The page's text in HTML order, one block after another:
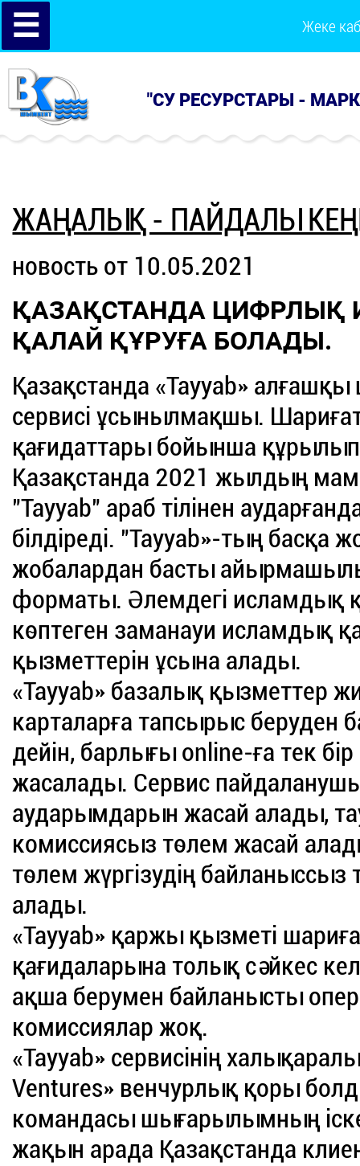
☰ Жеке
"СУ РЕСУРСТАРЫ -
ЖАҢАЛЫҚ - ПАЙДАЛЫ
новость от 10.05.2021
ҚАЗАҚСТАНДА ЦИФРЛЫҚ
ҚАЛАЙ ҚҰРУҒА БОЛАДЫ.
Қазақстанда «Tayyab»
сервисі ұсынылмақшы.
қағидаттары бойынша
Қазақстанда 2021 жылдың
"Tayyab" араб тілінен
білдіреді. "Tayyab»-тың басқа
жобалардан басты
форматы. Әлемдегі исламдық
көптеген заманауи исламдық
қызметтерін ұсына алады.
«Tayyab» базалық қызметтер
карталарға тапсырыс беруден
дейін, барлығы online-ға тек
жасалады. Сервис
аударымдарын жасай алады,
комиссиясыз төлем жасай
төлем жүргізудің
алады.
«Tayyab» қаржы қызметі
қағидаларына толық сәйкес
ақша берумен байланысты
комиссиялар жоқ.
«Tayyab» сервисінің
Ventures» венчурлық қоры
командасы шығарылымның
жақын арада Қазақстанда